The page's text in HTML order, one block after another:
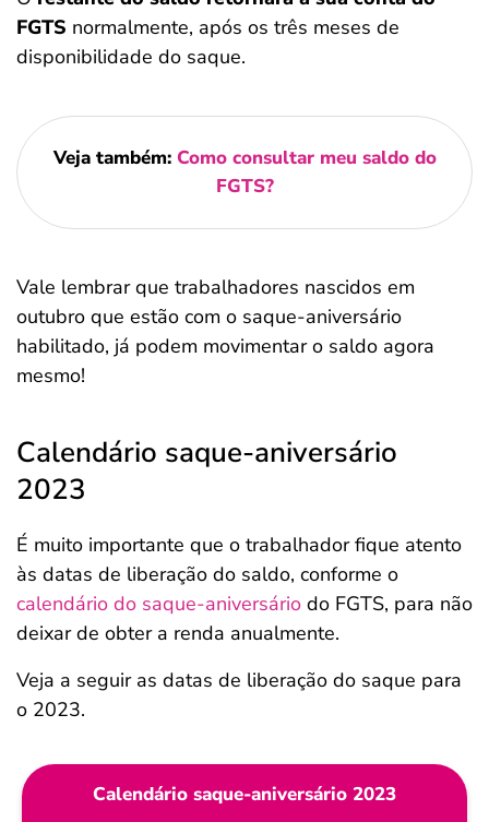
FGTS normalmente, após os três meses de
disponibilidade do saque.
Veja também: Como consultar meu saldo do
FGTS?
Vale lembrar que trabalhadores nascidos em
outubro que estão com o saque-aniversário
habilitado, já podem movimentar o saldo agora
mesmo!
Calendário saque-aniversário
2023
É muito importante que o trabalhador fique atento
às datas de liberação do saldo, conforme o
calendário do saque-aniversário do FGTS, para não
deixar de obter a renda anualmente.
Veja a seguir as datas de liberação do saque para
o 2023.
Calendário saque-aniversário 2023